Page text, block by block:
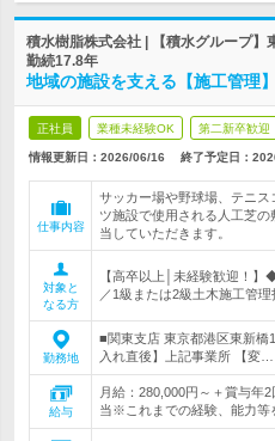
積水樹脂株式会社 | 【積水グループ
勤続17.8年
地域の施設を支える【施工管理
正社員 業種未経験OK 第二新卒歓迎
情報更新日：2026/06/16 終了予定日：
仕事内容
サッカー場や野球場、テニ
ツ施設で使用される人工芝
当していただきます。
対象と
なる方
【高卒以上│未経験歓迎！
／1級または2級土木施工管
勤務地
■関東支店 東京都港区東新橋
入れ直後】上記事業所 【変…
給与
月給：280,000円～＋賞与年
当※これまでの経験、能力等